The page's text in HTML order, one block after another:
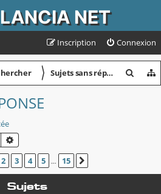
NET
Connexion
Inscription
〉 Sujets sans réponse
c
RECHERCHER
1SUR 15
2 3 4 5 … 15
Sujets